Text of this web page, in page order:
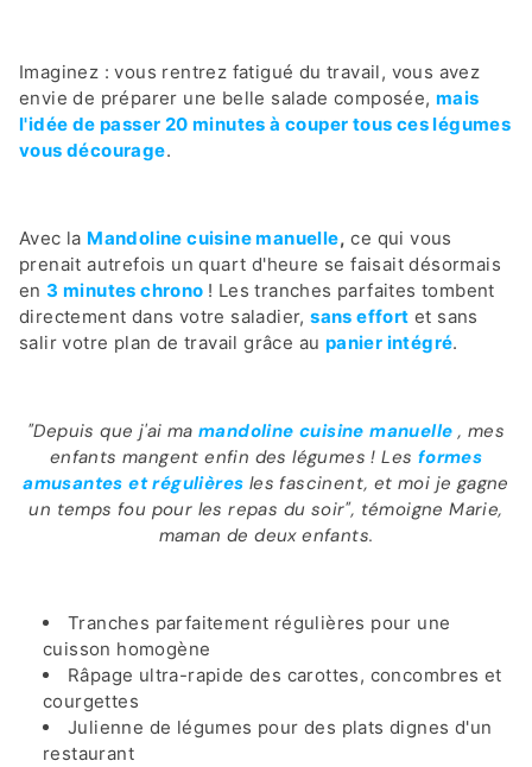
Imaginez : vous rentrez fatigué du travail, vous avez
envie de préparer une belle salade composée, mais
l'idée de passer 20 minutes à couper tous ces légumes
vous décourage.
Avec la Mandoline cuisine manuelle, ce qui vous
prenait autrefois un quart d'heure se faisait désormais
en3 minutes chrono ! Les tranches parfaites tombent
directement dans votre saladier,sans effort et sans
salir votre plan de travail grâce au panier intégré.
"Depuis que j'ai mamandoline cuisine manuelle , mes
enfants mangent enfin des légumes ! Les formes
amusantes et régulières les fascinent, et moi je gagne
un temps fou pour les repas du soir", témoigne Marie,
maman de deux enfants.
Tranches parfaitement régulières pour une
cuisson homogène
Râpage ultra-rapide des carottes, concombres et
courgettes
Julienne de légumes pour des plats dignes d'un
restaurant